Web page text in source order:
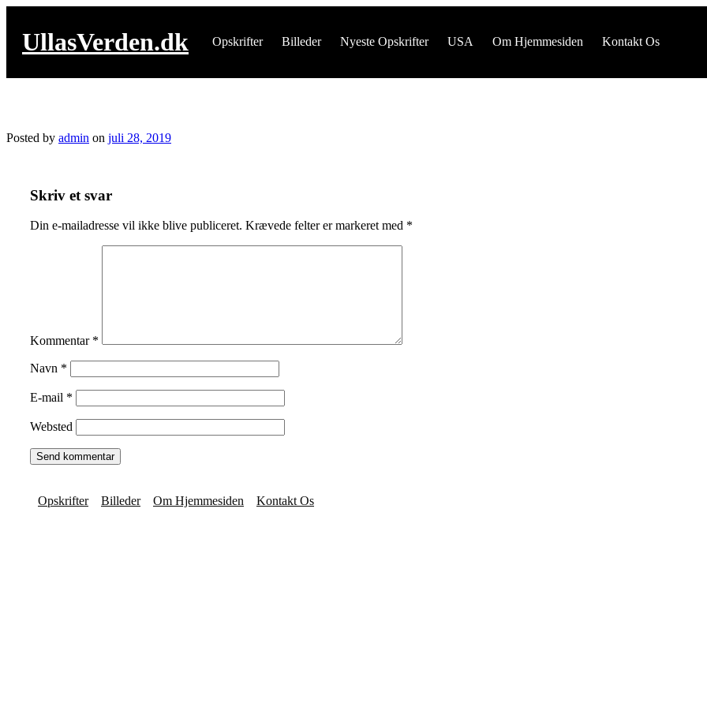
UllasVerden.dk Opskrifter Billeder Nyeste Opskrifter USA Om Hjemmesiden Kontakt Os
Posted by admin on juli 28, 2019
Skriv et svar
Din e-mailadresse vil ikke blive publiceret. Krævede felter er markeret med *
Kommentar *
Navn *
E-mail *
Websted
Opskrifter Billeder Om Hjemmesiden Kontakt Os